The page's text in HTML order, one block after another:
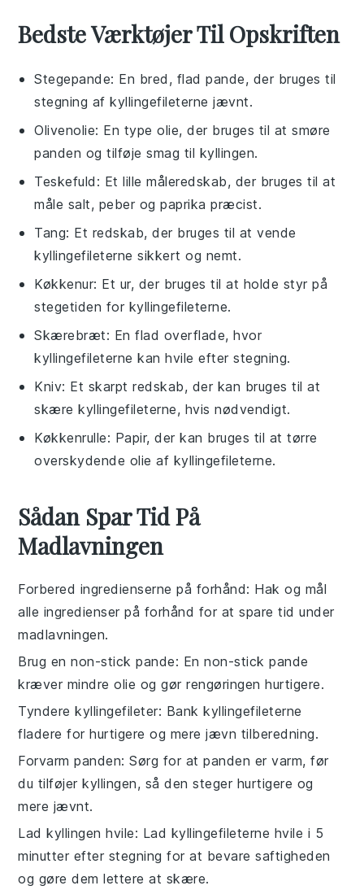
Bedste Værktøjer Til Opskriften
Stegepande: En bred, flad pande, der bruges til
stegning af kyllingefileterne jævnt.
Olivenolie: En type olie, der bruges til at smøre
panden og tilføje smag til kyllingen.
Teskefuld : Et lille måleredskab, der bruges til at
måle salt, peber og paprika præcist.
Tang: Et redskab, der bruges til at vende
kyllingefileterne sikkert og nemt.
Køkkenur: Et ur, der bruges til at holde styr på
stegetiden for kyllingefileterne.
Skærebræt: En flad overflade, hvor
kyllingefileterne kan hvile efter stegning.
Kniv: Et skarpt redskab, der kan bruges til at
skære kyllingefileterne, hvis nødvendigt.
Køkkenrulle: Papir, der kan bruges til at tørre
overskydende olie af kyllingefileterne.
Sådan Spar Tid På
Madlavningen
Forbered ingredienserne på forhånd: Hak og mål
alle ingredienser på forhånd for at spare tid under
madlavningen.
Brug en non-stick pande: En non-stickpande
kræver mindreolie og gør rengøringen hurtigere.
Tyndere kyllingefileter: Bankkyllingefileterne
fladere for hurtigere og mere jævn tilberedning.
Forvarm panden: Sørg for atpanden er varm, før
du tilføjerkyllingen, så den steger hurtigere og
mere jævnt.
Lad kyllingen hvile: Lad kyllingefileterne hvile i 5
minutter efter stegning for at bevare saftigheden
og gøre dem lettere at skære.